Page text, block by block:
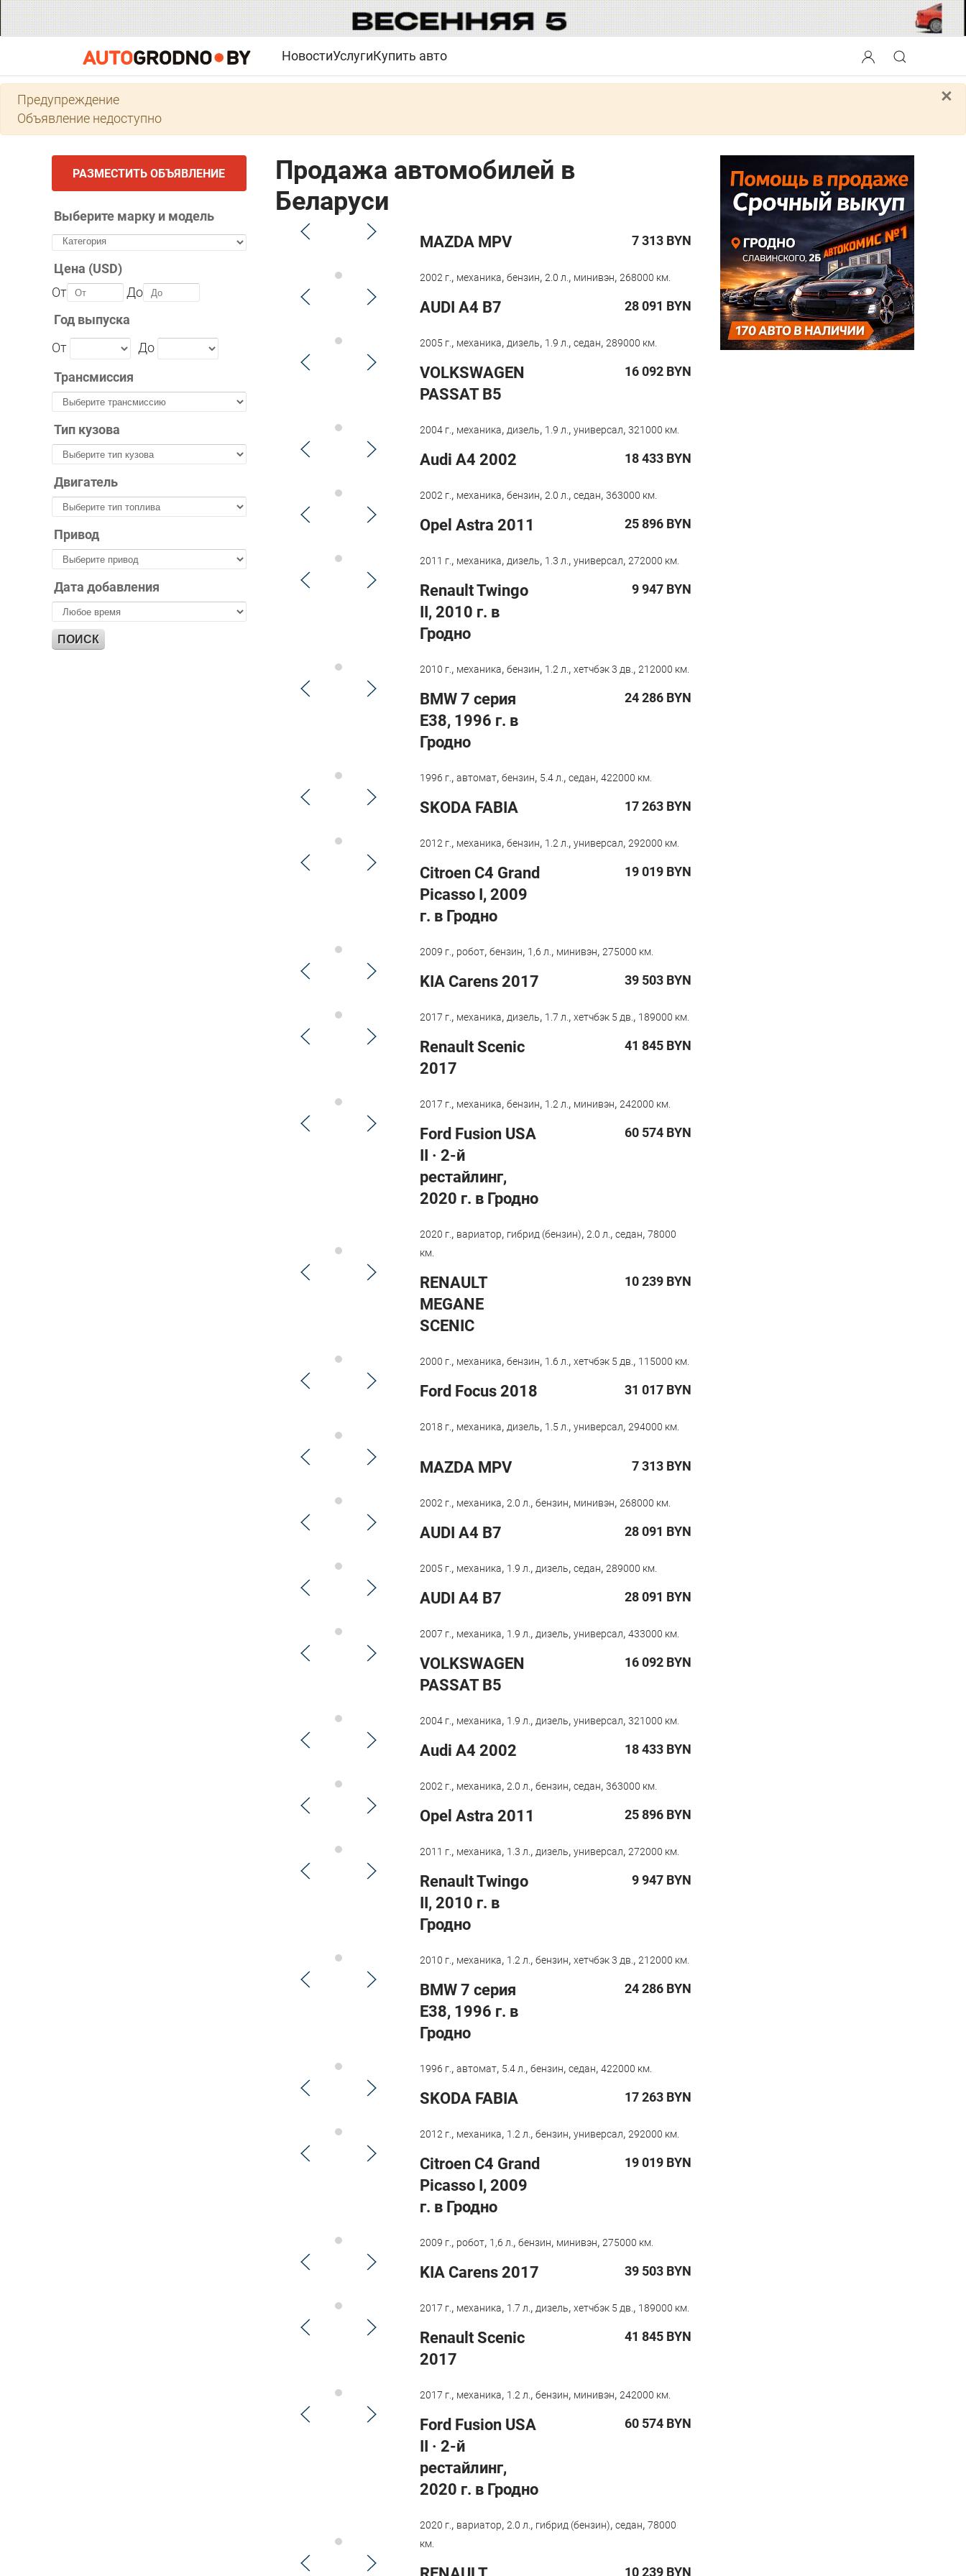
НовостиУслугиКупить авто
×
Предупреждение
Объявление недоступно
РАЗМЕСТИТЬ ОБЪЯВЛЕНИЕ
Выберите марку и модель
Цена (USD)
От
До
Год выпуска
От
До
Трансмиссия
Тип кузова
Двигатель
Привод
Дата добавления
ПОИСК
Продажа автомобилей в
Беларуси
MAZDA MPV 7 313 BYN
2002 г., механика,бензин,2.0 л., минивэн,268000 км.
AUDI A4 B7 28 091 BYN
2005 г., механика,дизель, 1.9 л.,седан,289000 км.
VOLKSWAGEN
PASSAT B5
16 092 BYN
2004 г., механика,дизель, 1.9 л.,универсал,321000 км.
Audi A4 2002 18 433 BYN
2002 г., механика,бензин,2.0 л.,седан,363000 км.
Opel Astra 2011 25 896 BYN
2011 г., механика,дизель, 1.3 л.,универсал,272000 км.
Renault Twingo
II, 2010 г. в
Гродно
9 947 BYN
2010 г., механика,бензин, 1.2 л.,хетчбэк 3 дв.,212000 км.
BMW 7 серия
E38, 1996 г. в
Гродно
24 286 BYN
1996 г.,автомат,бензин, 5.4 л.,седан,422000 км.
SKODA FABIA 17 263 BYN
2012 г., механика,бензин, 1.2 л.,универсал,292000 км.
Citroen C4 Grand
Picasso I, 2009
г. в Гродно
19 019 BYN
2009 г., робот,бензин, 1,6 л., минивэн,275000 км.
KIA Carens 2017 39 503 BYN
2017 г., механика,дизель, 1.7 л.,хетчбэк 5 дв., 189000 км.
Renault Scenic
2017
41 845 BYN
2017 г., механика,бензин, 1.2 л., минивэн,242000 км.
Ford Fusion USA
II · 2-й
рестайлинг,
2020 г. в Гродно
60 574 BYN
2020 г., вариатор, гибрид (бензин),2.0 л.,седан,78000
км.
RENAULT
MEGANE
SCENIC
10 239 BYN
2000 г., механика,бензин, 1.6 л.,хетчбэк 5 дв., 115000 км.
Ford Focus 2018 31 017 BYN
2018 г., механика,дизель, 1.5 л.,универсал,294000 км.
MAZDA MPV 7 313 BYN
2002 г., механика,2.0 л.,бензин, минивэн,268000 км.
AUDI A4 B7 28 091 BYN
2005 г., механика, 1.9 л.,дизель,седан,289000 км.
AUDI A4 B7 28 091 BYN
2007 г., механика, 1.9 л.,дизель,универсал,433000 км.
VOLKSWAGEN
PASSAT B5
16 092 BYN
2004 г., механика, 1.9 л.,дизель,универсал,321000 км.
Audi A4 2002 18 433 BYN
2002 г., механика,2.0 л.,бензин,седан,363000 км.
Opel Astra 2011 25 896 BYN
2011 г., механика, 1.3 л.,дизель,универсал,272000 км.
Renault Twingo
II, 2010 г. в
Гродно
9 947 BYN
2010 г., механика, 1.2 л.,бензин,хетчбэк 3 дв.,212000 км.
BMW 7 серия
E38, 1996 г. в
Гродно
24 286 BYN
1996 г.,автомат, 5.4 л.,бензин,седан,422000 км.
SKODA FABIA 17 263 BYN
2012 г., механика, 1.2 л.,бензин,универсал,292000 км.
Citroen C4 Grand
Picasso I, 2009
г. в Гродно
19 019 BYN
2009 г., робот, 1,6 л.,бензин, минивэн,275000 км.
KIA Carens 2017 39 503 BYN
2017 г., механика, 1.7 л.,дизель,хетчбэк 5 дв., 189000 км.
Renault Scenic
2017
41 845 BYN
2017 г., механика, 1.2 л.,бензин, минивэн,242000 км.
Ford Fusion USA
II · 2-й
рестайлинг,
2020 г. в Гродно
60 574 BYN
2020 г., вариатор,2.0 л., гибрид (бензин),седан,78000
км.
10 239 BYN